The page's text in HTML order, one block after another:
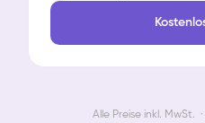
Alle Preise inkl. MwSt.